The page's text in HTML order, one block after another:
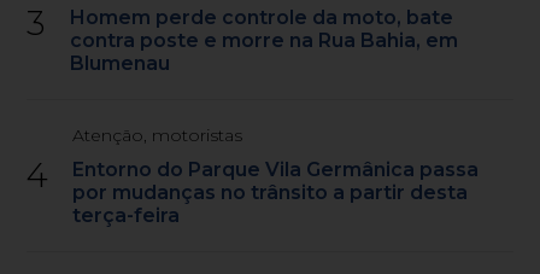
3
Homem perde controle da moto, bate
contra poste e morre na Rua Bahia, em
Blumenau
4
Atenção, motoristas
Entorno do Parque Vila Germânica passa
por mudanças no trânsito a partir desta
terça-feira